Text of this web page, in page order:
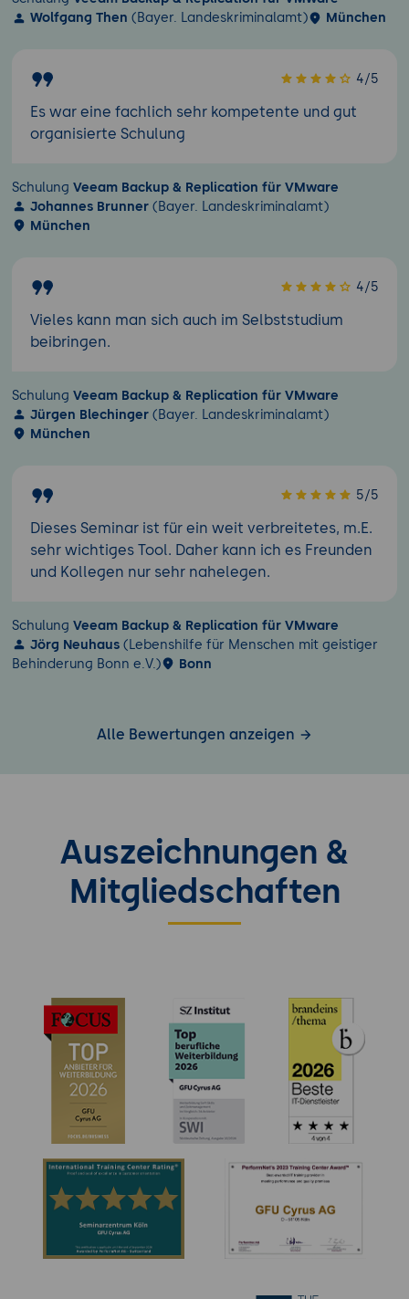
Wolfgang Then (Bayer. Landeskriminalamt) München
4/5
Es war eine fachlich sehr kompetente und gut
organisierte Schulung
Schulung Veeam Backup & Replication für VMware
Johannes Brunner (Bayer. Landeskriminalamt)
München
4/5
Vieles kann man sich auch im Selbststudium
beibringen.
Schulung Veeam Backup & Replication für VMware
Jürgen Blechinger (Bayer. Landeskriminalamt)
München
5/5
Dieses Seminar ist für ein weit verbreitetes, m.E.
sehr wichtiges Tool. Daher kann ich es Freunden
und Kollegen nur sehr nahelegen.
Schulung Veeam Backup & Replication für VMware
Jörg Neuhaus (Lebenshilfe für Menschen mit geistiger
Behinderung Bonn e.V.)
Bonn
Alle Bewertungen anzeigen
Auszeichnungen &
Mitgliedschaften